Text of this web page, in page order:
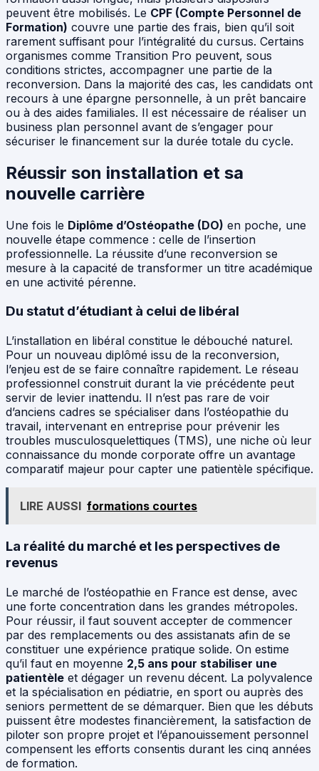
peuvent être mobilisés. Le CPF (Compte Personnel de
Formation) couvre une partie des frais, bien qu’il soit
rarement suffisant pour l’intégralité du cursus. Certains
organismes comme Transition Pro peuvent, sous
conditions strictes, accompagner une partie de la
reconversion. Dans la majorité des cas, les candidats ont
recours à une épargne personnelle, à un prêt bancaire
ou à des aides familiales. Il est nécessaire de réaliser un
business plan personnel avant de s’engager pour
sécuriser le financement sur la durée totale du cycle.
Réussir son installation et sa
nouvelle carrière
Une fois le Diplôme d’Ostéopathe (DO) en poche, une
nouvelle étape commence : celle de l’insertion
professionnelle. La réussite d’une reconversion se
mesure à la capacité de transformer un titre académique
en une activité pérenne.
Du statut d’étudiant à celui de libéral
L’installation en libéral constitue le débouché naturel.
Pour un nouveau diplômé issu de la reconversion,
l’enjeu est de se faire connaître rapidement. Le réseau
professionnel construit durant la vie précédente peut
servir de levier inattendu. Il n’est pas rare de voir
d’anciens cadres se spécialiser dans l’ostéopathie du
travail, intervenant en entreprise pour prévenir les
troubles musculosquelettiques (TMS), une niche où leur
connaissance du monde corporate offre un avantage
comparatif majeur pour capter une patientèle spécifique.
LIRE AUSSI formations courtes
La réalité du marché et les perspectives de
revenus
Le marché de l’ostéopathie en France est dense, avec
une forte concentration dans les grandes métropoles.
Pour réussir, il faut souvent accepter de commencer
par des remplacements ou des assistanats afin de se
constituer une expérience pratique solide. On estime
qu’il faut en moyenne 2,5 ans pour stabiliser une
patientèle et dégager un revenu décent. La polyvalence
et la spécialisation en pédiatrie, en sport ou auprès des
seniors permettent de se démarquer. Bien que les débuts
puissent être modestes financièrement, la satisfaction de
piloter son propre projet et l’épanouissement personnel
compensent les efforts consentis durant les cinq années
de formation.